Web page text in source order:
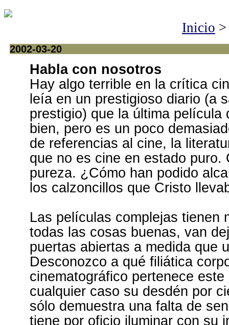
Inicio
2002-03-20
Habla con nosotros
Hay algo terrible en la crítica
leía en un prestigioso diario (a
prestigio) que la última película
bien, pero es un poco
de referencias al cine, la
que no es cine en estado puro.
pureza. ¿Cómo han podido
los calzoncillos que Cristo
Las películas complejas tienen
todas las cosas buenas, van
puertas abiertas a medida que
Desconozco a qué filiática
cinematográfico pertenece
cualquier caso su desdén por
sólo demuestra una falta de
tiene por oficio iluminar con su